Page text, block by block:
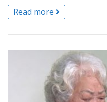
Read more